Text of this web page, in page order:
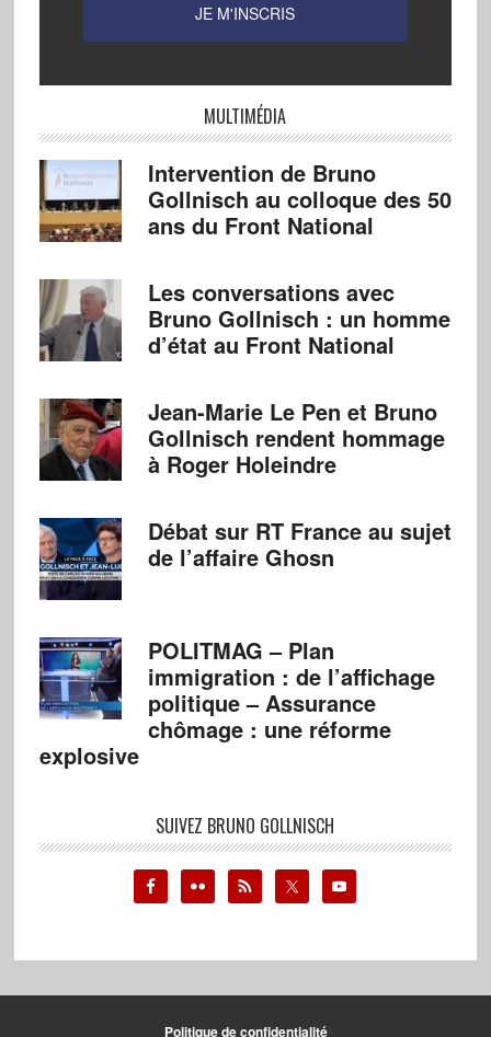
MULTIMÉDIA
Intervention de Bruno
Gollnisch au colloque des 50
ans du Front National
Les conversations avec
Bruno Gollnisch : un homme
d’état au Front National
Jean-Marie Le Pen et Bruno
Gollnisch rendent hommage
à Roger Holeindre
Débat sur RT France au sujet
de l’affaire Ghosn
POLITMAG – Plan
immigration : de l’affichage
politique – Assurance
chômage : une réforme
explosive
SUIVEZ BRUNO GOLLNISCH
Politique de confidentialité